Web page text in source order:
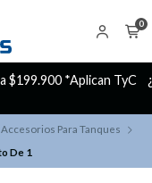
0
Descuentazos!
Para Tanques
De 1